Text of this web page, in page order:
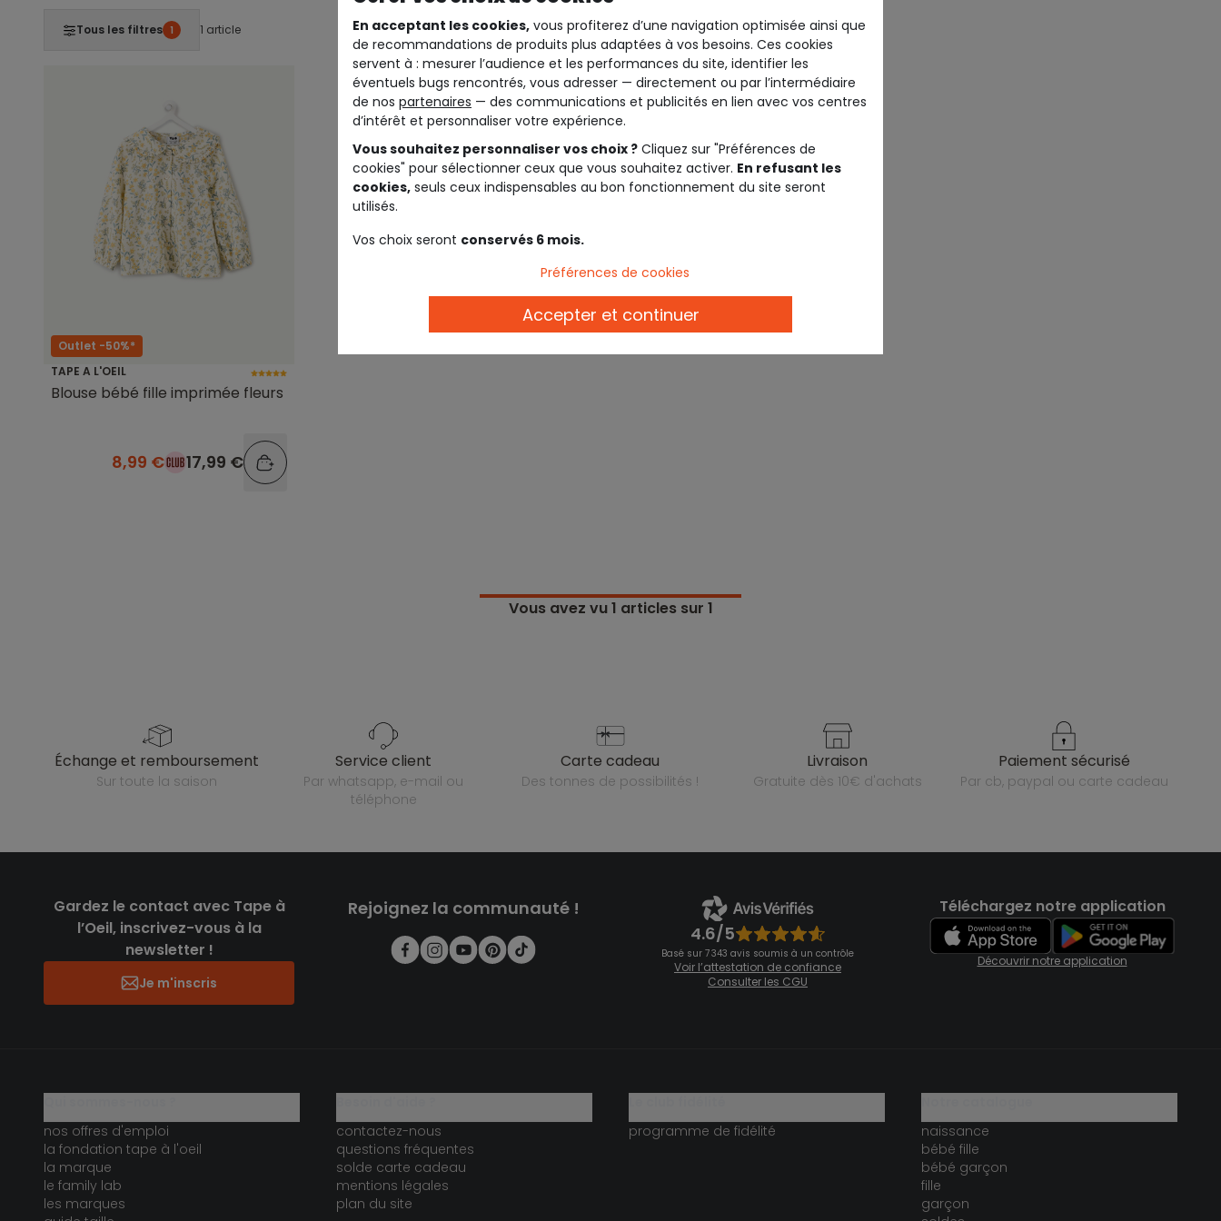
Tous les filtres 1 1 article
Outlet -50%*
TAPE A L'OEIL
Blouse bébé fille imprimée fleurs
8,99 € 17,99 €
Vous avez vu1 articles sur 1
échange et remboursement
sur toute la saison
service client
par whatsapp, e-mail ou
téléphone
carte cadeau
des tonnes de possibilités !
livraison
gratuite dès 10€ d'achats
paiement sécurisé
par cb, paypal ou carte cadeau
Gardez le contact avec Tape à
l’Oeil, inscrivez-vous à la
newsletter !
Je m'inscris
Rejoignez la communauté !
4.6/5
Basé sur 7 343 avis soumis à un contrôle
Voir l’attestation de confiance
Consulter les CGU
Téléchargez notre application
Découvrir notre application
nos offres d'emploi
la fondation tape à l'oeil
la marque
le family lab
les marques
contactez-nous
questions fréquentes
solde carte cadeau
mentions légales
plan du site
programme de fidélité
naissance
bébé fille
bébé garçon
fille
garçon
En acceptant les cookies, vous profiterez d’une navigation optimisée ainsi que
de recommandations de produits plus adaptées à vos besoins. Ces cookies
servent à : mesurer l’audience et les performances du site, identifier les
éventuels bugs rencontrés, vous adresser — directement ou par l’intermédiaire
de nos partenaires — des communications et publicités en lien avec vos centres
d’intérêt et personnaliser votre expérience.
Vous souhaitez personnaliser vos choix ? Cliquez sur "Préférences de
cookies" pour sélectionner ceux que vous souhaitez activer. En refusant les
cookies, seuls ceux indispensables au bon fonctionnement du site seront
utilisés.
Vos choix seront conservés 6 mois.
Préférences de cookies
Accepter et continuer